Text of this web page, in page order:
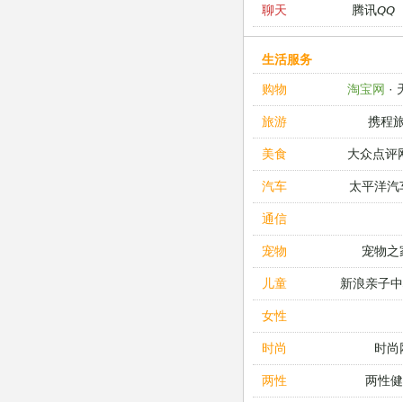
聊天 腾讯QQ
生活服务
购物
淘宝网 ·
旅游 携程
美食 大众点评
汽车 太平洋汽
通信
宠物 宠物之
儿童 新浪亲子
女性
时尚 时尚
两性 两性